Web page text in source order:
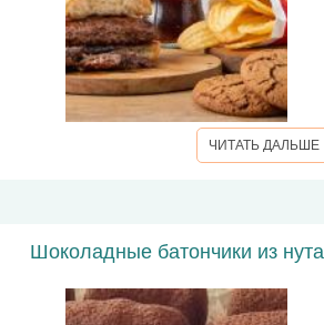
ЧИТАТЬ ДАЛЬШЕ
Шоколадные батончики из нута